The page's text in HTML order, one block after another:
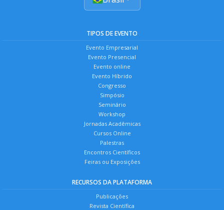
TIPOS DE EVENTO
Evento Empresarial
Evento Presencial
Evento online
Evento Híbrido
Congresso
Simpósio
Seminário
Workshop
Jornadas Acadêmicas
Cursos Online
Palestras
Encontros Científicos
Feiras ou Exposições
RECURSOS DA PLATAFORMA
Publicações
Revista Científica